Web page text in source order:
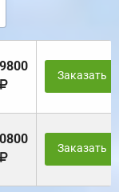
Заказать
Заказать